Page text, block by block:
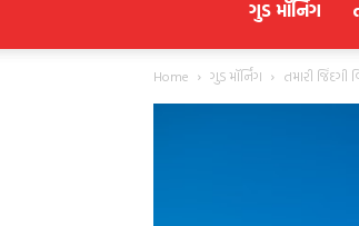
ગુડ મૉર્નિંગ
Home ગુડ મૉર્નિંગ તમારી